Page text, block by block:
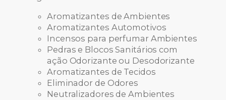
Aromatizantes de Ambientes
Aromatizantes Automotivos
Incensos para perfumar Ambientes
Pedras e Blocos Sanitários com
ação Odorizante ou Desodorizante
Aromatizantes de Tecidos
Eliminador de Odores
Neutralizadores de Ambientes